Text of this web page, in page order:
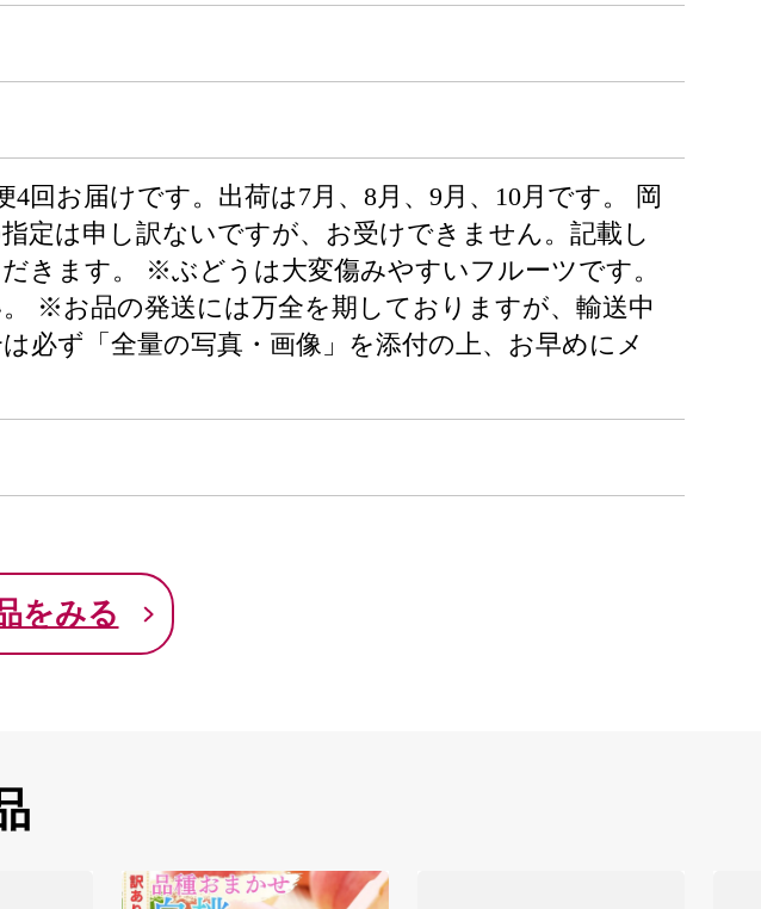
回お届けです。出荷は7月、8月、9月、10月です。 岡
定は申し訳ないですが、お受けできません。記載し
きます。 ※ぶどうは大変傷みやすいフルーツです。
※お品の発送には万全を期しておりますが、輸送中
必ず「全量の写真・画像」を添付の上、お早めにメ
をみる